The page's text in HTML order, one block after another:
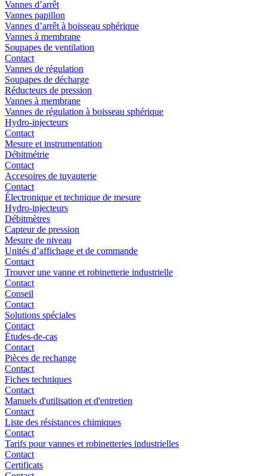
Vannes d’arrêt
Vannes papillon
Vannes d’arrêt à boisseau sphérique
Vannes à membrane
Soupapes de ventilation
Contact
Vannes de régulation
Soupapes de décharge
Réducteurs de pression
Vannes à membrane
Vannes de régulation à boisseau sphérique
Hydro-injecteurs
Contact
Mesure et instrumentation
Débitmétrie
Contact
Accesoires de tuyauterie
Contact
Électronique et technique de mesure
Hydro-injecteurs
Débitmètres
Capteur de pression
Mesure de niveau
Unités d’affichage et de commande
Contact
Trouver une vanne et robinetterie industrielle
Contact
Conseil
Contact
Solutions spéciales
Contact
Études-de-cas
Contact
Pièces de rechange
Contact
Fiches techniques
Contact
Manuels d'utilisation et d'entretien
Contact
Liste des résistances chimiques
Contact
Tarifs pour vannes et robinetteries industrielles
Contact
Certificats